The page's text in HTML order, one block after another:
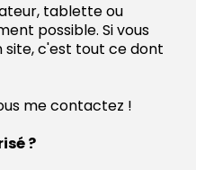
tablette ou
possible. Si vous
site, c'est tout ce dont
me contactez !
?